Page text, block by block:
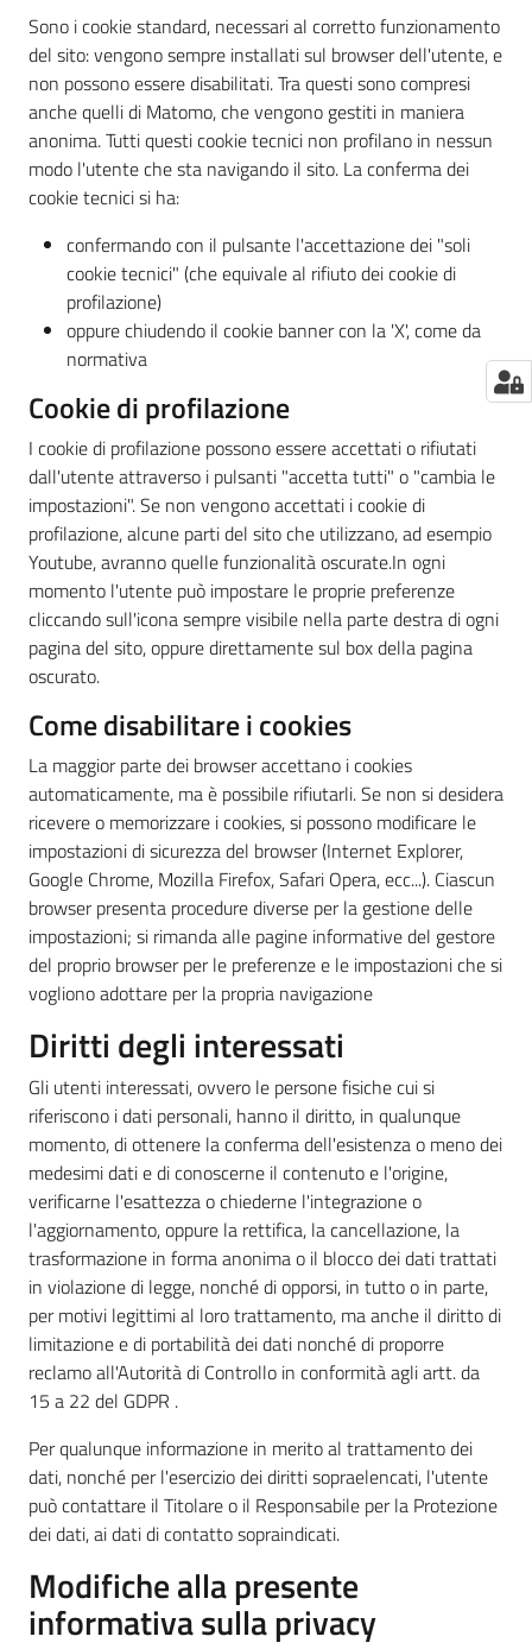
Sono i cookie standard, necessari al corretto funzionamento
del sito: vengono sempre installati sul browser dell'utente, e
non possono essere disabilitati. Tra questi sono compresi
anche quelli di Matomo, che vengono gestiti in maniera
anonima. Tutti questi cookie tecnici non profilano in nessun
modo l'utente che sta navigando il sito. La conferma dei
cookie tecnici si ha:
confermando con il pulsante l'accettazione dei "soli
cookie tecnici" (che equivale al rifiuto dei cookie di
profilazione)
oppure chiudendo il cookie banner con la 'X', come da
normativa
Cookie di profilazione
I cookie di profilazione possono essere accettati o rifiutati
dall'utente attraverso i pulsanti "accetta tutti" o "cambia le
impostazioni". Se non vengono accettati i cookie di
profilazione, alcune parti del sito che utilizzano, ad esempio
Youtube, avranno quelle funzionalità oscurate.In ogni
momento l'utente può impostare le proprie preferenze
cliccando sull'icona sempre visibile nella parte destra di ogni
pagina del sito, oppure direttamente sul box della pagina
oscurato.
Come disabilitare i cookies
La maggior parte dei browser accettano i cookies
automaticamente, ma è possibile rifiutarli. Se non si desidera
ricevere o memorizzare i cookies, si possono modificare le
impostazioni di sicurezza del browser (Internet Explorer,
Google Chrome, Mozilla Firefox, Safari Opera, ecc...). Ciascun
browser presenta procedure diverse per la gestione delle
impostazioni; si rimanda alle pagine informative del gestore
del proprio browser per le preferenze e le impostazioni che si
vogliono adottare per la propria navigazione
Diritti degli interessati
Gli utenti interessati, ovvero le persone fisiche cui si
riferiscono i dati personali, hanno il diritto, in qualunque
momento, di ottenere la conferma dell'esistenza o meno dei
medesimi dati e di conoscerne il contenuto e l'origine,
verificarne l'esattezza o chiederne l'integrazione o
l'aggiornamento, oppure la rettifica, la cancellazione, la
trasformazione in forma anonima o il blocco dei dati trattati
in violazione di legge, nonché di opporsi, in tutto o in parte,
per motivi legittimi al loro trattamento, ma anche il diritto di
limitazione e di portabilità dei dati nonché di proporre
reclamo all'Autorità di Controllo in conformità agli artt. da
15 a 22 del GDPR .
Per qualunque informazione in merito al trattamento dei
dati, nonché per l'esercizio dei diritti sopraelencati, l'utente
può contattare il Titolare o il Responsabile per la Protezione
dei dati, ai dati di contatto sopraindicati.
Modifiche alla presente
informativa sulla privacy